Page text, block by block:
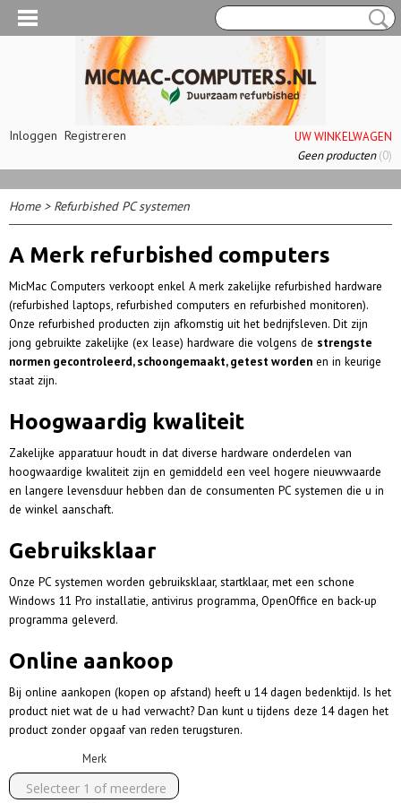
Inloggen Registreren
UW WINKELWAGEN
Geen producten(0)
Home> Refurbished PC systemen
A Merk refurbished computers
MicMac Computers verkoopt enkel A merk zakelijke refurbished hardware
(refurbished laptops, refurbished computers en refurbished monitoren).
Onze refurbished producten zijn afkomstig uit het bedrijfsleven. Dit zijn
jong gebruikte zakelijke (ex lease) hardware die volgens de strengste
normen gecontroleerd, schoongemaakt, getest worden en in keurige
staat zijn.
Hoogwaardig kwaliteit
Zakelijke apparatuur houdt in dat diverse hardware onderdelen van
hoogwaardige kwaliteit zijn en gemiddeld een veel hogere nieuwwaarde
en langere levensduur hebben dan de consumenten PC systemen die u in
de winkel aanschaft.
Gebruiksklaar
Onze PC systemen worden gebruiksklaar, startklaar, met een schone
Windows 11 Pro installatie, antivirus programma, OpenOffice en back-up
programma geleverd.
Online aankoop
Bij online aankopen (kopen op afstand) heeft u 14 dagen bedenktijd. Is het
product niet wat de u had verwacht? Dan kunt u tijdens deze 14 dagen het
product zonder opgaaf van reden terugsturen.
Merk
Selecteer 1 of meerdere